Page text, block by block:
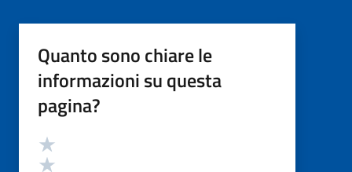
Quanto sono chiare le
informazioni su questa
pagina?
Valutazione